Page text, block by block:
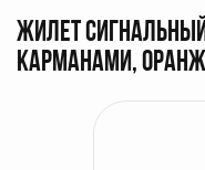
Жилет
карманами,